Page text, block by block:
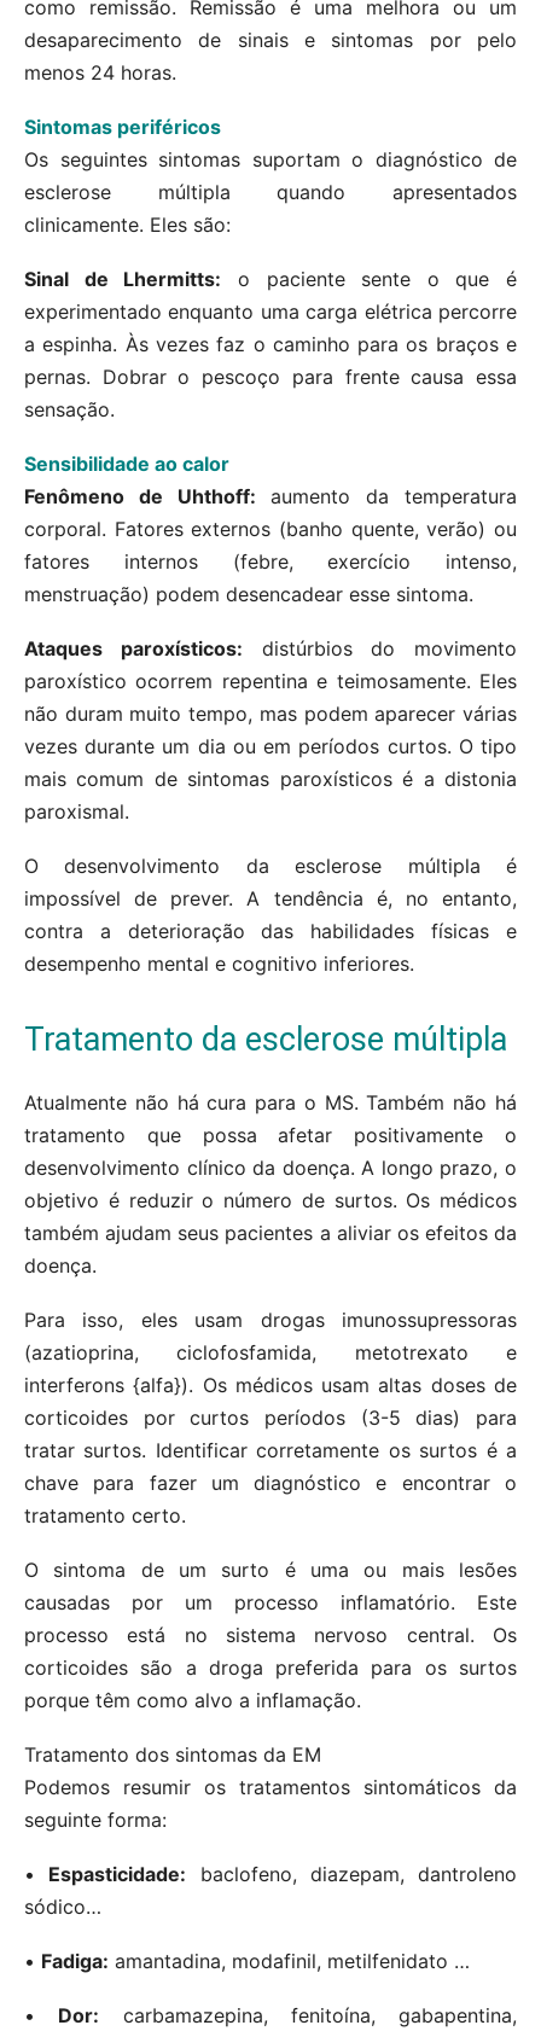
como remissão. Remissão é uma melhora ou um
desaparecimento de sinais e sintomas por pelo
menos 24 horas.
Sintomas periféricos
Os seguintes sintomas suportam o diagnóstico de
esclerose múltipla quando apresentados
clinicamente. Eles são:
Sinal de Lhermitts: o paciente sente o que é
experimentado enquanto uma carga elétrica percorre
a espinha. Às vezes faz o caminho para os braços e
pernas. Dobrar o pescoço para frente causa essa
sensação.
Sensibilidade ao calor
Fenômeno de Uhthoff: aumento da temperatura
corporal. Fatores externos (banho quente, verão) ou
fatores internos (febre, exercício intenso,
menstruação) podem desencadear esse sintoma.
Ataques paroxísticos: distúrbios do movimento
paroxístico ocorrem repentina e teimosamente. Eles
não duram muito tempo, mas podem aparecer várias
vezes durante um dia ou em períodos curtos. O tipo
mais comum de sintomas paroxísticos é a distonia
paroxismal.
O desenvolvimento da esclerose múltipla é
impossível de prever. A tendência é, no entanto,
contra a deterioração das habilidades físicas e
desempenho mental e cognitivo inferiores.
Tratamento da esclerose múltipla
Atualmente não há cura para o MS. Também não há
tratamento que possa afetar positivamente o
desenvolvimento clínico da doença. A longo prazo, o
objetivo é reduzir o número de surtos. Os médicos
também ajudam seus pacientes a aliviar os efeitos da
doença.
Para isso, eles usam drogas imunossupressoras
(azatioprina, ciclofosfamida, metotrexato e
interferons {alfa}). Os médicos usam altas doses de
corticoides por curtos períodos (3-5 dias) para
tratar surtos. Identificar corretamente os surtos é a
chave para fazer um diagnóstico e encontrar o
tratamento certo.
O sintoma de um surto é uma ou mais lesões
causadas por um processo inflamatório. Este
processo está no sistema nervoso central. Os
corticoides são a droga preferida para os surtos
porque têm como alvo a inflamação.
Tratamento dos sintomas da EM
Podemos resumir os tratamentos sintomáticos da
seguinte forma:
• Espasticidade: baclofeno, diazepam, dantroleno
sódico…
• Fadiga: amantadina, modafinil, metilfenidato …
• Dor: carbamazepina, fenitoína, gabapentina,